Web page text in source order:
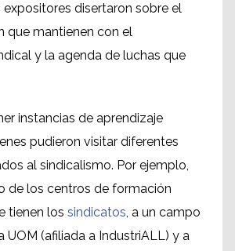
disertaron sobre el
que mantienen con el
y la agenda de luchas que
instancias de aprendizaje
pudieron visitar diferentes
al sindicalismo. Por ejemplo,
de los centros de formación
tienen los sindicatos, a un campo
UOM (afiliada a IndustriALL) y a